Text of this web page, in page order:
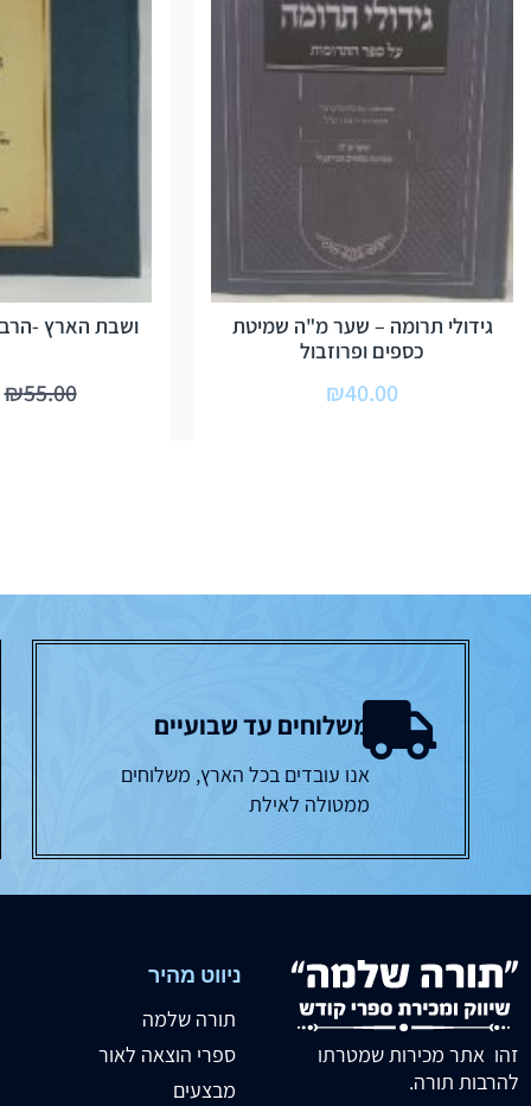
גידולי תרומה – שער מ"ה שמיטת
כספים ופרוזבול
₪40.00
ושבת הארץ -
₪55.00
משלוחים עד שבועיים
אנו עובדים בכל הארץ, משלוחים
ממטולה לאילת
זהו אתר מכירות שמטרתו
להרבות תורה.
ניווט מהיר
תורה שלמה
ספרי הוצאה לאור
מבצעים